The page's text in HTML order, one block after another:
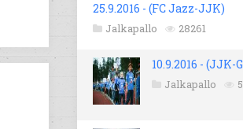
25.9.2016 - (FC Jazz-JJK)
Jalkapallo 28261
10.9.2016 - (JJK-
Jalkapallo